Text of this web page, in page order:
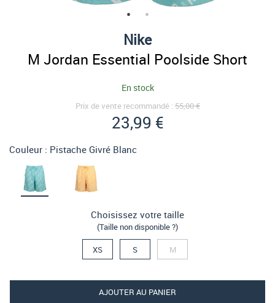
Nike
M Jordan Essential Poolside Short
En stock
Prix de vente recommandé :55,00 €
23,99 €
Couleur : Pistache Givré Blanc
Choisissez votre taille
(Taille non disponible ?)
XS S M
AJOUTER AU PANIER